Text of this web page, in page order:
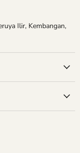
Ilir, Kembangan,